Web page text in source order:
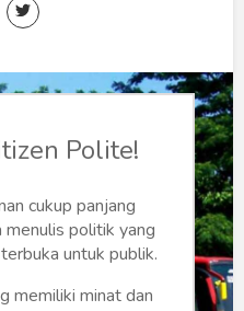
Polite!
cukup panjang
politik yang
untuk publik.
memiliki minat dan